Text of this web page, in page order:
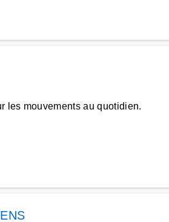
les mouvements au quotidien.